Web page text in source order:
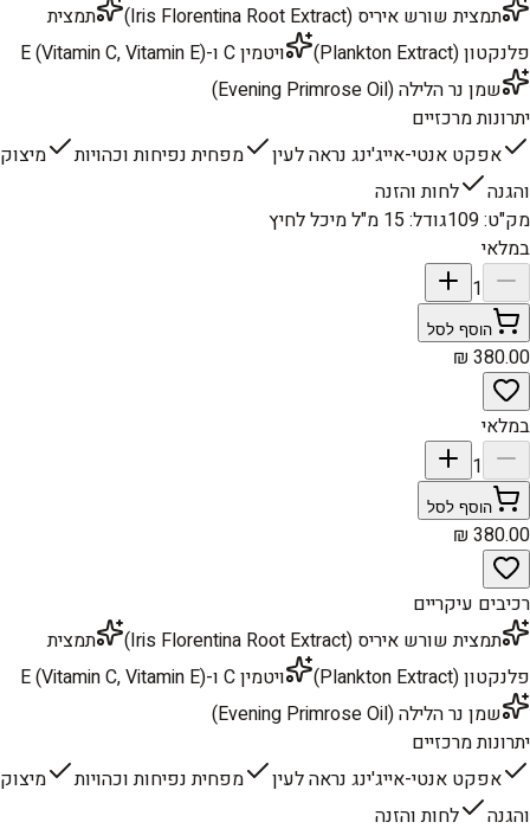
תמצית שורש איריס (Iris Florentina Root Extract)
תמצית
פלנקטון (Plankton Extract)
ויטמין C ו-E (Vitamin C, Vitamin E)
שמן נר הלילה (Evening Primrose Oil)
יתרונות מרכזיים
אפקט אנטי-אייג'ינג נראה לעין
מפחית נפיחות וכהויות
מיצוק
והגנה
לחות והזנה
מק"ט:
109גודל: 15 מ"ל מיכל לחיץ
במלאי
1
הוסף לסל
במלאי
1
הוסף לסל
רכיבים עיקריים
תמצית שורש איריס (Iris Florentina Root Extract)
תמצית
פלנקטון (Plankton Extract)
ויטמין C ו-E (Vitamin C, Vitamin E)
שמן נר הלילה (Evening Primrose Oil)
יתרונות מרכזיים
אפקט אנטי-אייג'ינג נראה לעין
מפחית נפיחות וכהויות
מיצוק
והגנה
לחות והזנה